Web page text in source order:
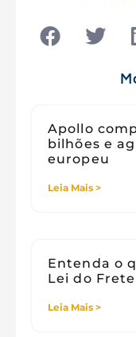
Tecnologia
Apollo
bilhões e
europeu
Leia Mais >
Entenda o
Lei do Frete
Leia Mais >